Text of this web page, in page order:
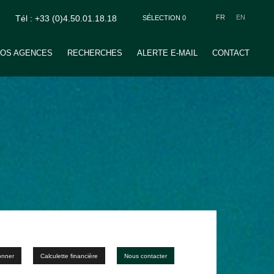
FR EN
SÉLECTION 0
Tél : +33 (0)4.50.01.18.18
AGENCES RECHERCHES ALERTE E-MAIL CONTACT
Calculette financière Nous contacter